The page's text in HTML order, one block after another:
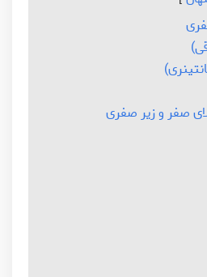
صفر و زیر صفری